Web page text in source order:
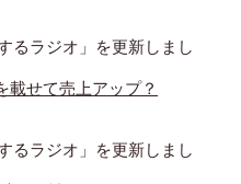
るラジオ」を更新しまし
載せて売上アップ？
るラジオ」を更新しまし